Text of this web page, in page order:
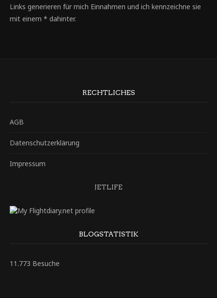
Links generieren für mich Einnahmen und ich kennzeichne sie
mit einem * dahinter.
RECHTLICHES
AGB
Datenschutzerklärung
Impressum
JETLIFE
BLOGSTATISTIK
11.773 Besuche